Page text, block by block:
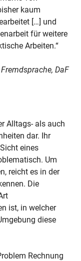
kaum
[…] und
für weitere
Arbeiten.“
DaF
Alltags- als auch
dar. Ihr
eines
Um
reicht es in der
Die
ist, in welcher
diese
Rechnung